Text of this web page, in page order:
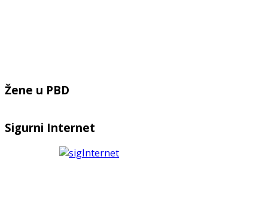
Žene u PBD
Sigurni Internet